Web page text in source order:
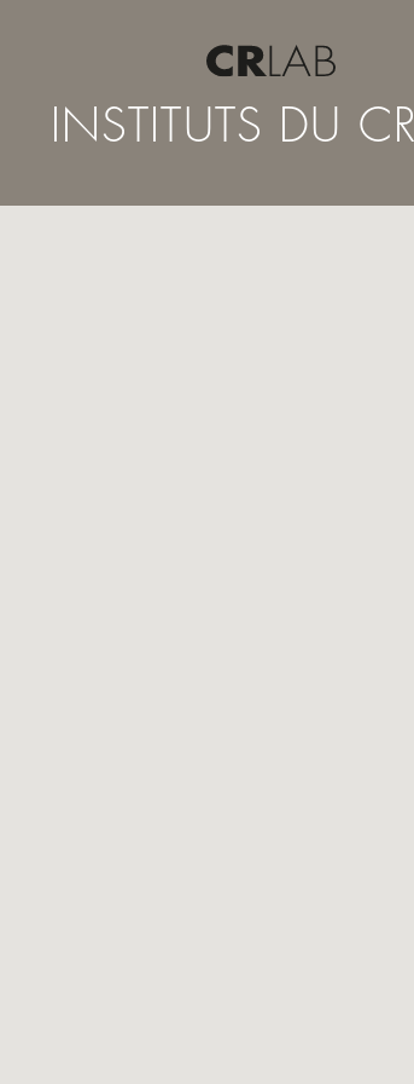
INSTITUTS DU